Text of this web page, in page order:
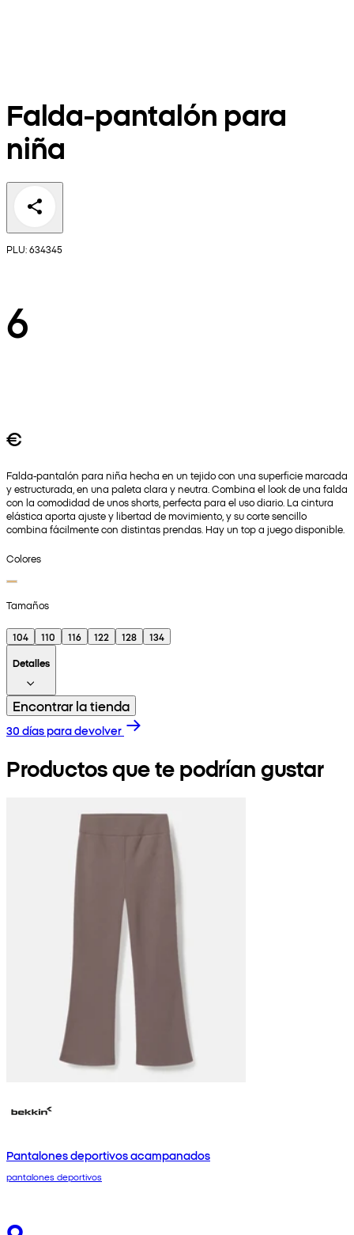
Falda-pantalón para
niña
PLU: 634345
6
€
Falda-pantalón para niña hecha en un tejido con una superficie marcada
y estructurada, en una paleta clara y neutra. Combina el look de una falda
con la comodidad de unos shorts, perfecta para el uso diario. La cintura
elástica aporta ajuste y libertad de movimiento, y su corte sencillo
combina fácilmente con distintas prendas. Hay un top a juego disponible.
Colores
Tamaños
104 110 116 122 128
134
Detalles
Encontrar la tienda
30 días para devolver
Productos que te podrían gustar
Pantalones deportivos acampanados
pantalones deportivos